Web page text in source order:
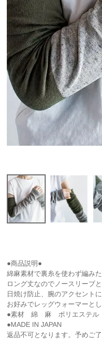
●商品説明●
綿麻素材で裏糸を使わず編み
ロング丈なのでノースリーブ
日焼け防止、腕のアクセントに
お好みでレッグウォーマーと
●素材 綿 麻 ポリエステ
●MADE IN JAPAN
返品不可となります。予めご了